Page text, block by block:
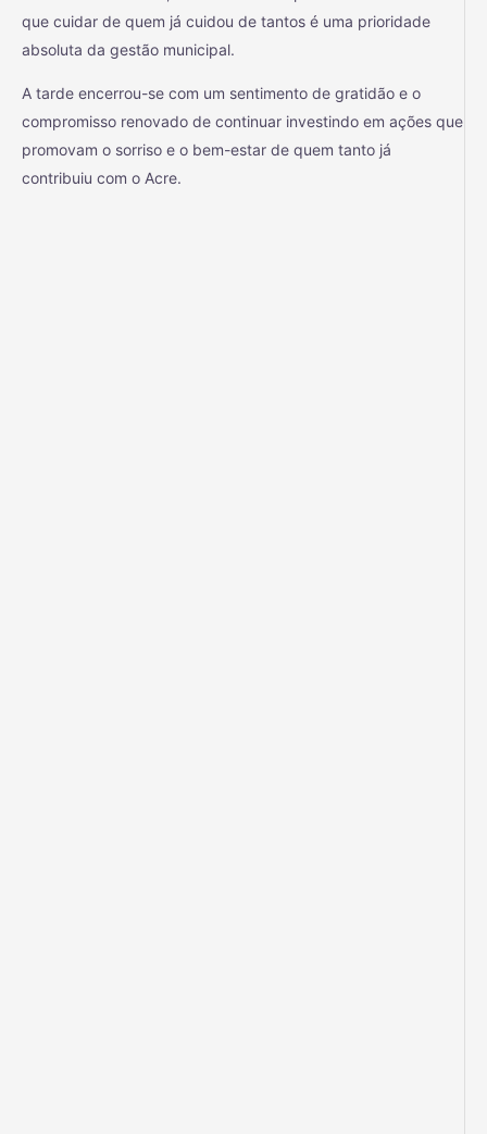
que cuidar de quem já cuidou de tantos é uma prioridade
absoluta da gestão municipal.
A tarde encerrou-se com um sentimento de gratidão e o
compromisso renovado de continuar investindo em ações que
promovam o sorriso e o bem-estar de quem tanto já
contribuiu com o Acre.